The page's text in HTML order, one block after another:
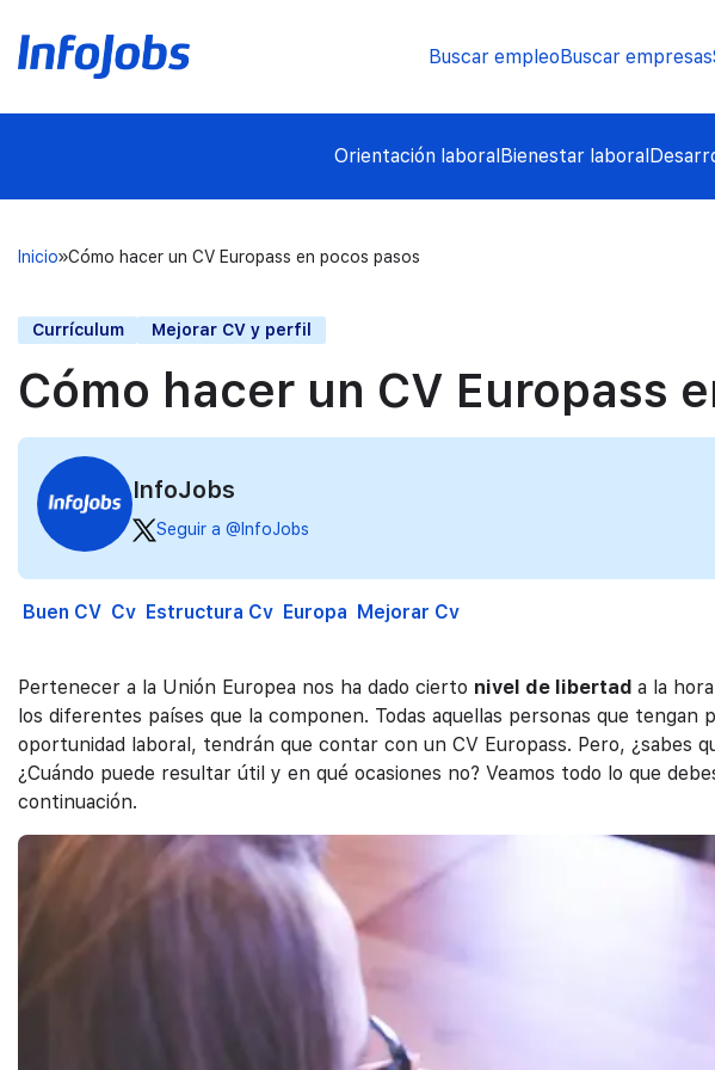
Buscar empleoBuscar empresas
Orientación laboralBienestar laboral
Inicio Cómo hacer un CV Europass en pocos pasos
Currículum Mejorar CV y perfil
Cómo hacer un CV Europass
InfoJobs
Seguir a @InfoJobs
Buen CV Cv Estructura Cv Europa Mejorar Cv
Pertenecer a la Unión Europea nos ha dado cierto nivel de libertad a la
los diferentes países que la componen. Todas aquellas personas que tengan
oportunidad laboral, tendrán que contar con un CV Europass. Pero, ¿sabes
¿Cuándo puede resultar útil y en qué ocasiones no? Veamos todo lo que
continuación.